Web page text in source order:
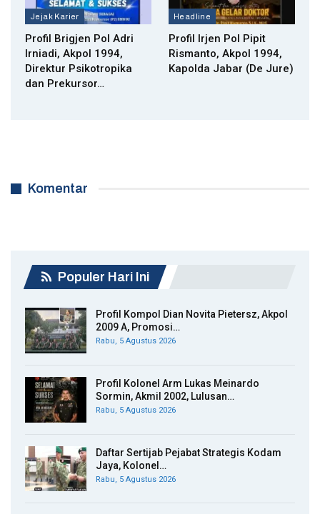
Jejak Karier
Profil Brigjen Pol Adri
Irniadi, Akpol 1994,
Direktur Psikotropika
dan Prekursor…
Headline
Profil Irjen Pol Pipit
Rismanto, Akpol 1994,
Kapolda Jabar (De Jure)
Komentar
Populer Hari Ini
Profil Kompol Dian Novita Pietersz, Akpol
2009 A, Promosi…
Rabu, 5 Agustus 2026
Profil Kolonel Arm Lukas Meinardo
Sormin, Akmil 2002, Lulusan…
Rabu, 5 Agustus 2026
Daftar Sertijab Pejabat Strategis Kodam
Jaya, Kolonel…
Rabu, 5 Agustus 2026